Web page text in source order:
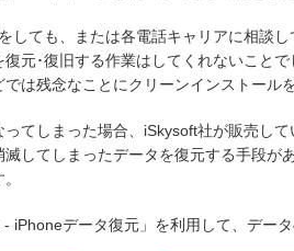
しても、または各電話キャリアに相談
復元･復旧する作業はしてくれないこと
では残念なことにクリーンインストー
てしまった場合、iSkysoft社が販売して
滅してしまったデータを復元する手段
iPhoneデータ復元」を利用して、データ